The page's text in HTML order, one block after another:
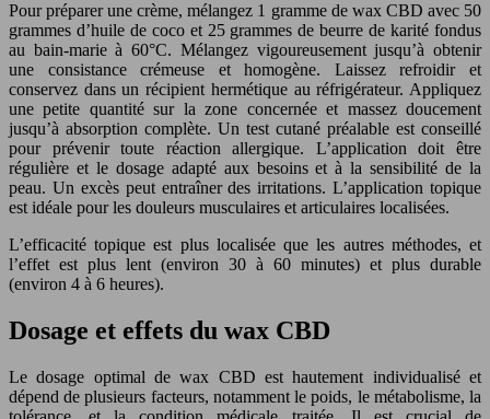
Pour préparer une crème, mélangez 1 gramme de wax CBD avec 50
grammes d’huile de coco et 25 grammes de beurre de karité fondus
au bain-marie à 60°C. Mélangez vigoureusement jusqu’à obtenir
une consistance crémeuse et homogène. Laissez refroidir et
conservez dans un récipient hermétique au réfrigérateur. Appliquez
une petite quantité sur la zone concernée et massez doucement
jusqu’à absorption complète. Un test cutané préalable est conseillé
pour prévenir toute réaction allergique. L’application doit être
régulière et le dosage adapté aux besoins et à la sensibilité de la
peau. Un excès peut entraîner des irritations. L’application topique
est idéale pour les douleurs musculaires et articulaires localisées.
L’efficacité topique est plus localisée que les autres méthodes, et
l’effet est plus lent (environ 30 à 60 minutes) et plus durable
(environ 4 à 6 heures).
Dosage et effets du wax CBD
Le dosage optimal de wax CBD est hautement individualisé et
dépend de plusieurs facteurs, notamment le poids, le métabolisme, la